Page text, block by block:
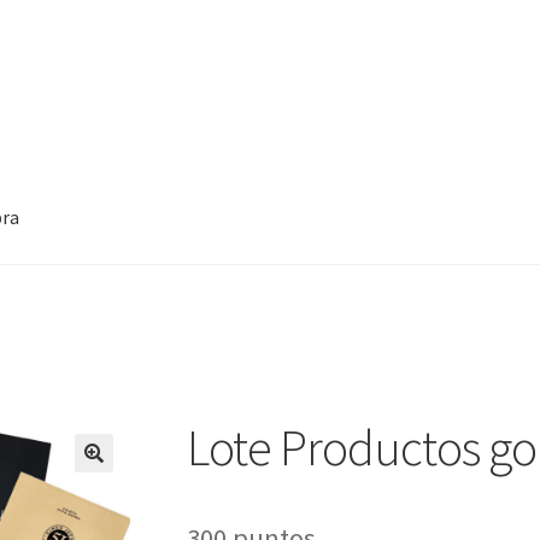
nosotros el potencial de la IA y la optimización del puesto de
– Lenovo Lote Productos